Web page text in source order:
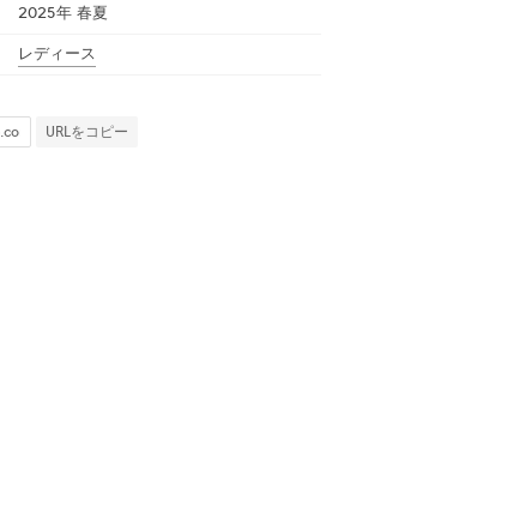
2025年 春夏
レディース
URLをコピー